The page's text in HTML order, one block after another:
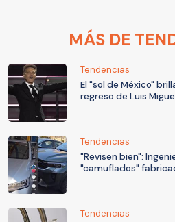
MÁS DE
Tendencias
El "sol de México"
regreso de Luis
Tendencias
"Revisen bien":
"camuflados"
Tendencias